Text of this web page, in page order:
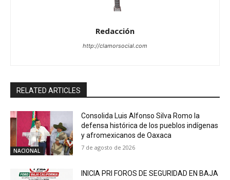
Redacción
http://clamorsocial.com
RELATED ARTICLES
NACIONAL
Consolida Luis Alfonso Silva Romo la
defensa histórica de los pueblos indígenas
y afromexicanos de Oaxaca
7 de agosto de 2026
INICIA PRI FOROS DE SEGURIDAD EN BAJA